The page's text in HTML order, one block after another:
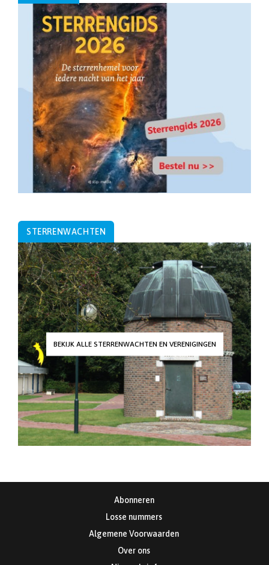
STERRENWACHTEN
BEKIJK ALLE STERRENWACHTEN EN VERENIGINGEN
Abonneren
Losse nummers
Algemene Voorwaarden
Over ons